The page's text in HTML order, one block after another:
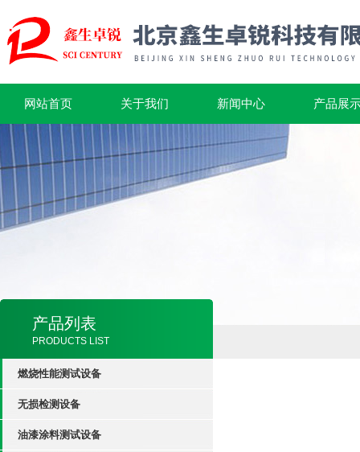
网站首页 关于我们 新闻中心 产品展
产品列表
PRODUCTS LIST
燃烧性能测试设备
无损检测设备
油漆涂料测试设备